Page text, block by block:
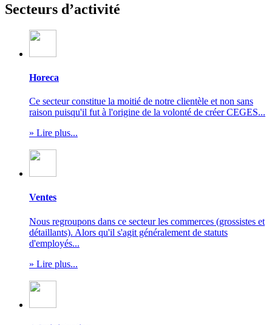
Secteurs d’activité
Horeca
Ce secteur constitue la moitié de notre clientèle et non sans
raison puisqu'il fut à l'origine de la volonté de créer CEGES...
» Lire plus...
Ventes
Nous regroupons dans ce secteur les commerces (grossistes et
détaillants). Alors qu'il s'agit généralement de statuts
d'employés...
» Lire plus...